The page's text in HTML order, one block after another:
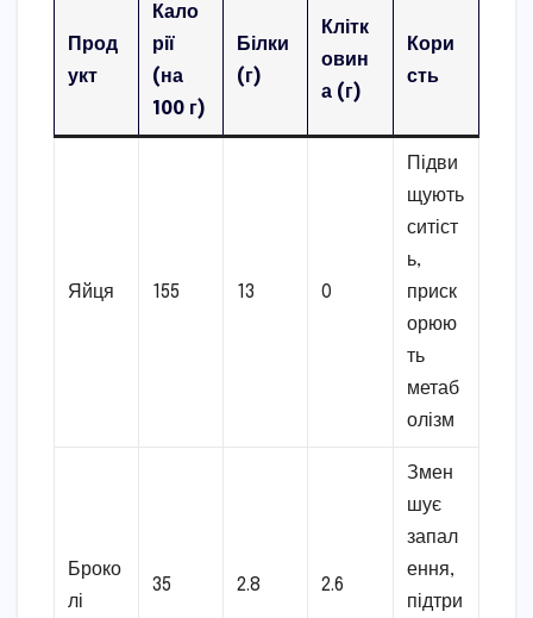
Прод
укт
Кало
рії
(на
100 г)
Білки
(г)
Клітк
овин
а (г)
Кори
сть
Яйця 155 13 0
Підви
щують
ситіст
ь,
приск
орюю
ть
метаб
олізм
Броко
лі
35 2.8 2.6
Змен
шує
запал
ення,
підтри